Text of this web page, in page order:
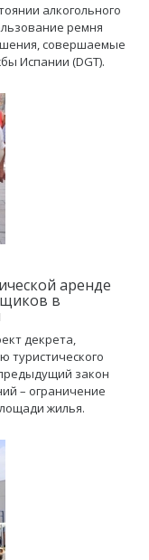
алкогольного
ремня
совершаемые
Испании (DGT).
аренде
в
декрета,
туристического
закон
– ограничение
жилья.